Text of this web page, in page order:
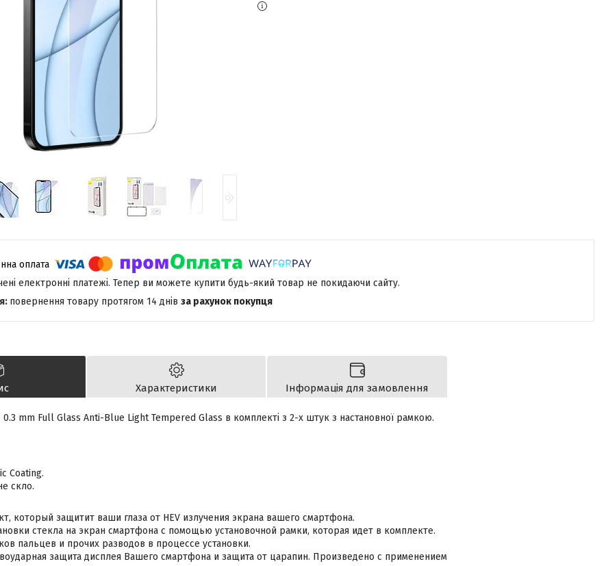
електронні платежі. Тепер ви можете купити будь-який товар не покидаючи сайту.
повернення товару протягом 14 днів за рахунок покупця
Характеристики Інформація для замовлення
0.3 mm Full Glass Anti-Blue Light Tempered Glass в комплекті з 2-х штук з настановної рамкою.
Coating.
скло.
который защитит ваши глаза от HEV излучения экрана вашего смартфона.
стекла на экран смартфона с помощью установочной рамки, которая идет в комплекте.
пальцев и прочих разводов в процессе установки.
защита дисплея Вашего смартфона и защита от царапин. Произведено с применением